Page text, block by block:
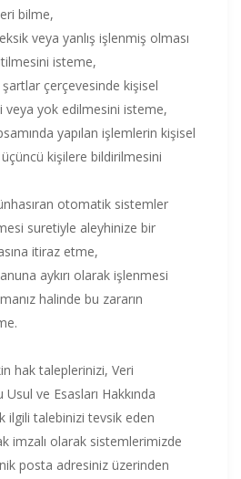
bilme,
veya yanlış işlenmiş olması
isteme,
çerçevesinde kişisel
veya yok edilmesini isteme,
yapılan işlemlerin kişisel
üçüncü kişilere bildirilmesini
otomatik sistemler
suretiyle aleyhinize bir
itiraz etme,
aykırı olarak işlenmesi
halinde bu zararın
hak taleplerinizi, Veri
ve Esasları Hakkında
ilgili talebinizi tevsik eden
imzalı olarak sistemlerimizde
posta adresiniz üzerinden